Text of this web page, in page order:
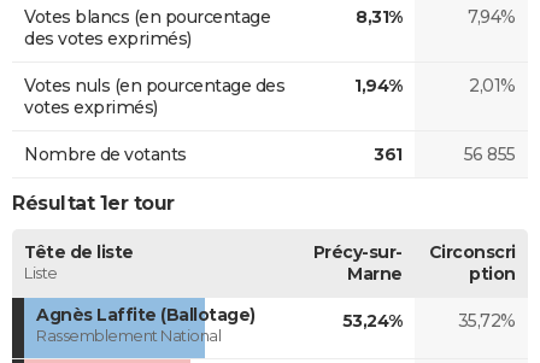
Votes blancs (en pourcentage
des votes exprimés)
8,31% 7,94%
Votes nuls (en pourcentage des
votes exprimés)
1,94% 2,01%
Nombre de votants 361 56 855
Résultat 1er tour
Tête de liste
Liste
Précy-sur-
Marne
Circonscri
ption
Agnès Laffite (Ballotage)
Rassemblement National
53,24% 35,72%